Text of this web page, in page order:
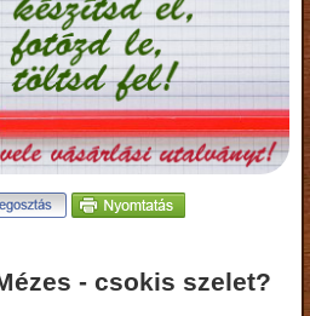
- csokis szelet?